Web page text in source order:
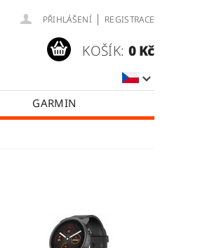
PŘIHLÁŠENÍ | REGISTRACE
KOŠÍK: 0 Kč
GARMIN